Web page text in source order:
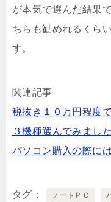
が本気で選んだ結果
ちらも勧めれるくら
す。
関連記事
税抜き１０万円程度
３機種選んでみました
パソコン購入の際に
タグ ノートＰＣ